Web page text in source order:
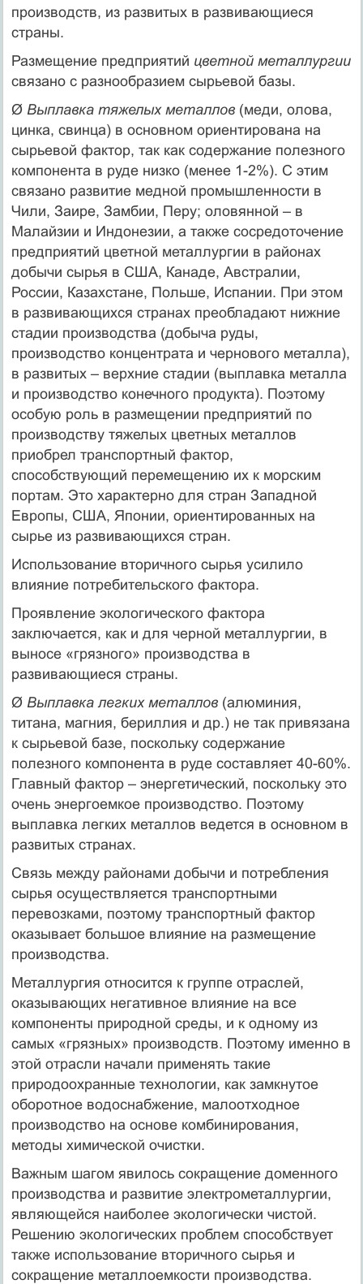
производств, из развитых в развивающиеся
страны.
Размещение предприятий цветной металлургии
связано с разнообразием сырьевой базы.
Ø Выплавка тяжелых металлов (меди, олова,
цинка, свинца) в основном ориентирована на
сырьевой фактор, так как содержание полезного
компонента в руде низко (менее 1-2%). С этим
связано развитие медной промышленности в
Чили, Заире, Замбии, Перу; оловянной – в
Малайзии и Индонезии, а также сосредоточение
предприятий цветной металлургии в районах
добычи сырья в США, Канаде, Австралии,
России, Казахстане, Польше, Испании. При этом
в развивающихся странах преобладают нижние
стадии производства (добыча руды,
производство концентрата и чернового металла),
в развитых – верхние стадии (выплавка металла
и производство конечного продукта). Поэтому
особую роль в размещении предприятий по
производству тяжелых цветных металлов
приобрел транспортный фактор,
способствующий перемещению их к морским
портам. Это характерно для стран Западной
Европы, США, Японии, ориентированных на
сырье из развивающихся стран.
Использование вторичного сырья усилило
влияние потребительского фактора.
Проявление экологического фактора
заключается, как и для черной металлургии, в
выносе «грязного» производства в
развивающиеся страны.
Ø Выплавка легких металлов (алюминия,
титана, магния, бериллия и др.) не так привязана
к сырьевой базе, поскольку содержание
полезного компонента в руде составляет 40-60%.
Главный фактор – энергетический, поскольку это
очень энергоемкое производство. Поэтому
выплавка легких металлов ведется в основном в
развитых странах.
Связь между районами добычи и потребления
сырья осуществляется транспортными
перевозками, поэтому транспортный фактор
оказывает большое влияние на размещение
производства.
Металлургия относится к группе отраслей,
оказывающих негативное влияние на все
компоненты природной среды, и к одному из
самых «грязных» производств. Поэтому именно в
этой отрасли начали применять такие
природоохранные технологии, как замкнутое
оборотное водоснабжение, малоотходное
производство на основе комбинирования,
методы химической очистки.
Важным шагом явилось сокращение доменного
производства и развитие электрометаллургии,
являющейся наиболее экологически чистой.
Решению экологических проблем способствует
также использование вторичного сырья и
сокращение металлоемкости производства.